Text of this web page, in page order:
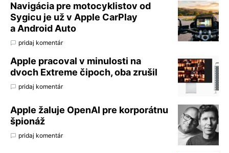
Navigácia pre motocyklistov od
Sygicu je už v Apple CarPlay
a Android Auto
pridaj komentár
Apple pracoval v minulosti na
dvoch Extreme čipoch, oba zrušil
pridaj komentár
Apple žaluje OpenAI pre korporátnu
špionáž
pridaj komentár